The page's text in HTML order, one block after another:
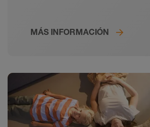
impermeabilización segura, se
reducida y sillas de ruedas.
MÁS INFORMACIÓN